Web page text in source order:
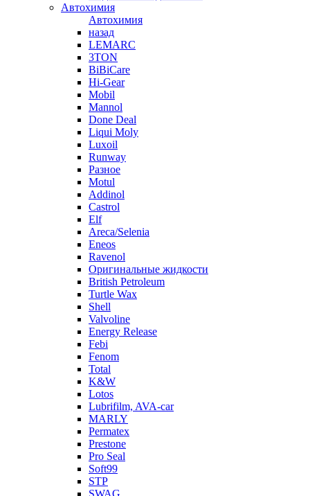
Автохимия
Автохимия
назад
LEMARC
3TON
BiBiCare
Hi-Gear
Mobil
Mannol
Done Deal
Liqui Moly
Luxoil
Runway
Разное
Motul
Addinol
Castrol
Elf
Areca/Selenia
Eneos
Ravenol
Оригинальные жидкости
British Petroleum
Turtle Wax
Shell
Valvoline
Energy Release
Febi
Fenom
Total
K&W
Lotos
Lubrifilm, AVA-car
MARLY
Permatex
Prestone
Pro Seal
Soft99
STP
SWAG